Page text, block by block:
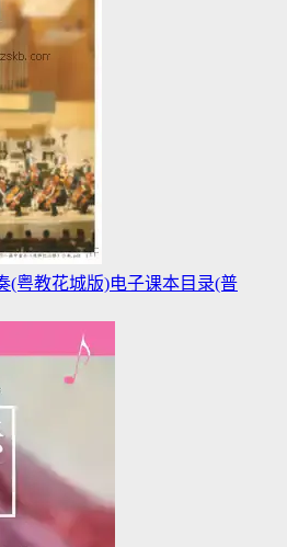
(粤教花城版)电子课本目录(普